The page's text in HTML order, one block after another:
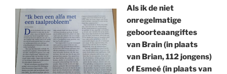
Als ik de niet
onregelmatige
geboorteaangiftes
van Brain (in plaats
van Brian, 112 jongens)
of Esmeé (in plaats van